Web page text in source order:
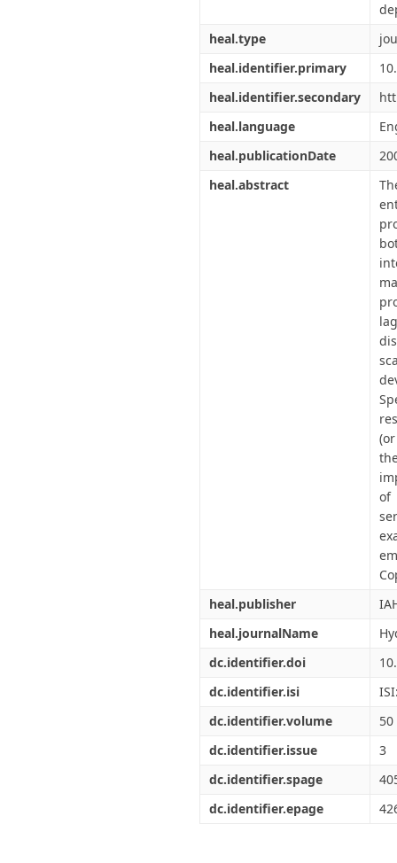
heal.type
heal.identifier.primary
heal.identifier.secondary
heal.language
heal.publicationDate
heal.abstract
of
heal.publisher
heal.journalName
dc.identifier.doi
dc.identifier.isi
dc.identifier.volume
50
dc.identifier.issue
3
dc.identifier.spage
dc.identifier.epage